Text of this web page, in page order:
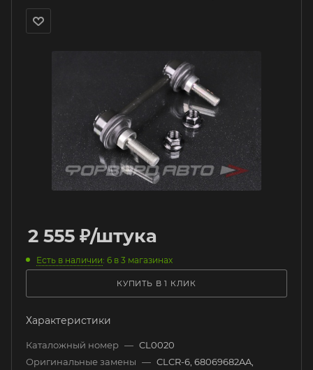
2 555 ₽/штука
Есть в наличии: 6 в 3 магазинах
КУПИТЬ В 1 КЛИК
Характеристики
Каталожный номер — CL0020
Оригинальные замены — CLCR-6, 68069682AA,